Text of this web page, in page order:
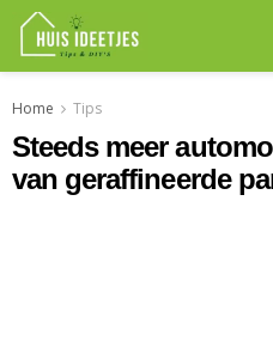
Home Tips
Steeds meer
van geraffineerde